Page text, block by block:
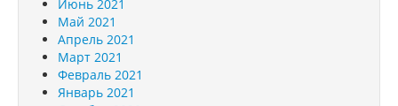
Июнь 2021
Май 2021
Апрель 2021
Март 2021
Февраль 2021
Январь 2021